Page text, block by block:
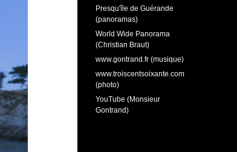
Presqu'île de Guérande
(panoramas)
World Wide Panorama
(Christian Braut)
www.gontrand.fr (musique)
www.troiscentsoixante.com
(photo)
YouTube (Monsieur
Gontrand)